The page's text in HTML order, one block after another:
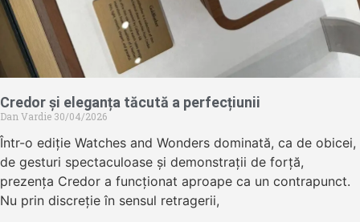
Credor și eleganța tăcută a perfecțiunii
Dan Vardie 30/04/2026
Într-o ediție Watches and Wonders dominată, ca de obicei,
de gesturi spectaculoase și demonstrații de forță,
prezența Credor a funcționat aproape ca un contrapunct.
Nu prin discreție în sensul retragerii,